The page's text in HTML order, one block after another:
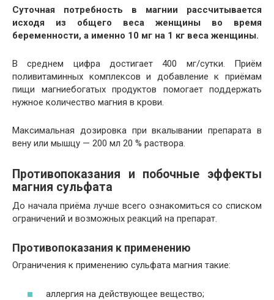
Суточная потребность в магнии рассчитывается
исходя из общего веса женщины во время
беременности, а именно 10 мг на 1 кг веса женщины.
В среднем цифра достигает 400 мг/сутки. Приём
поливитаминных комплексов и добавление к приёмам
пищи магниебогатых продуктов помогает поддержать
нужное количество магния в крови.
Максимальная дозировка при вкалывании препарата в
вену или мышцу — 200 мл 20 % раствора.
Противопоказания и побочные эффекты
магния сульфата
До начала приёма лучше всего ознакомиться со списком
ограничений и возможных реакций на препарат.
Противопоказания к применению
Ограничения к применению сульфата магния такие:
аллергия на действующее вещество;